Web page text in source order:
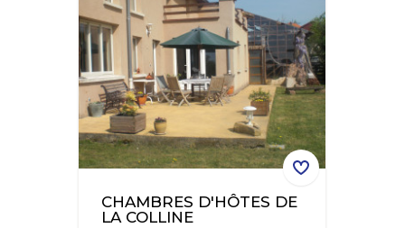
CHAMBRES D'HÔTES DE
LA COLLINE